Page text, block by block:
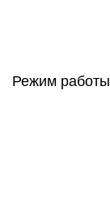
Режим